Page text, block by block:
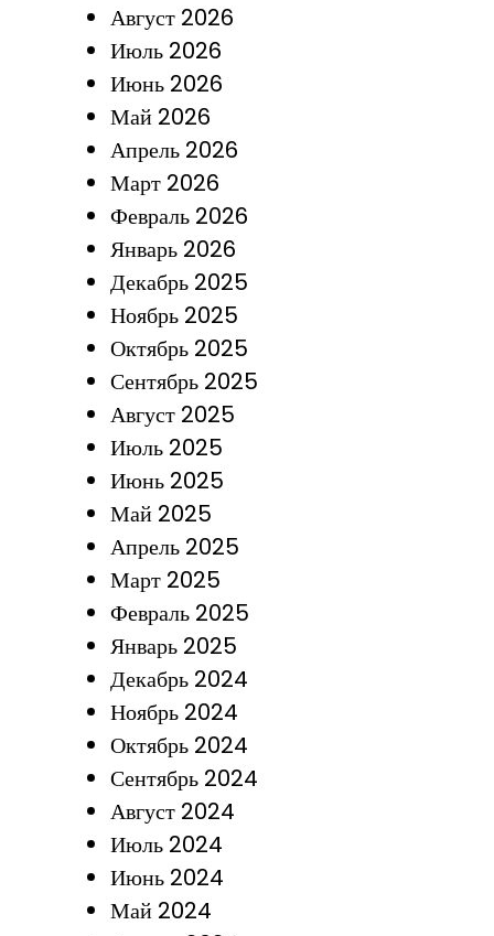
Август 2026
Июль 2026
Июнь 2026
Май 2026
Апрель 2026
Март 2026
Февраль 2026
Январь 2026
Декабрь 2025
Ноябрь 2025
Октябрь 2025
Сентябрь 2025
Август 2025
Июль 2025
Июнь 2025
Май 2025
Апрель 2025
Март 2025
Февраль 2025
Январь 2025
Декабрь 2024
Ноябрь 2024
Октябрь 2024
Сентябрь 2024
Август 2024
Июль 2024
Июнь 2024
Май 2024